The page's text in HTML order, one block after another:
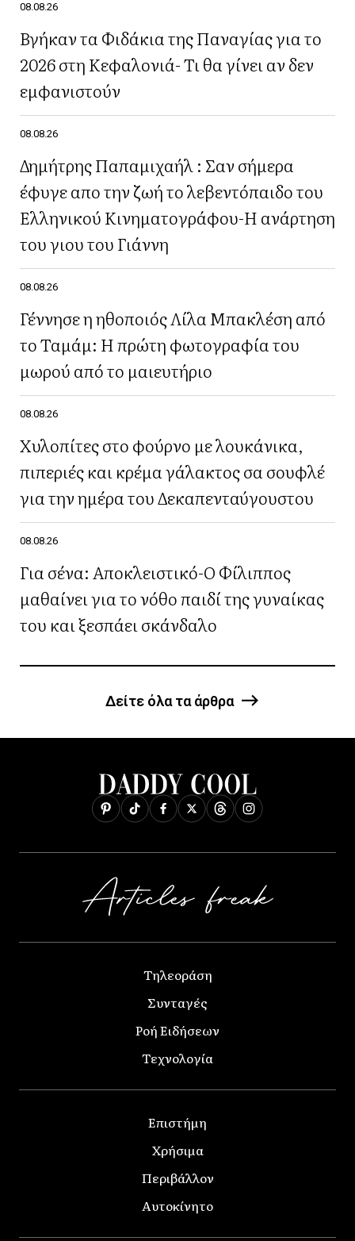
08.08.26
Βγήκαν τα Φιδάκια της Παναγίας για το
2026 στη Κεφαλονιά- Τι θα γίνει αν δεν
εμφανιστούν
08.08.26
Δημήτρης Παπαμιχαήλ : Σαν σήμερα
έφυγε απο την ζωή το λεβεντόπαιδο του
Ελληνικού Κινηματογράφου-Η ανάρτηση
του γιου του Γιάννη
08.08.26
Γέννησε η ηθοποιός Λίλα Μπακλέση από
το Ταμάμ: Η πρώτη φωτογραφία του
μωρού από το μαιευτήριο
08.08.26
Χυλοπίτες στο φούρνο με λουκάνικα,
πιπεριές και κρέμα γάλακτος σα σουφλέ
για την ημέρα του Δεκαπενταύγουστου
08.08.26
Για σένα: Αποκλειστικό-Ο Φίλιππος
μαθαίνει για το νόθο παιδί της γυναίκας
του και ξεσπάει σκάνδαλο
Δείτε όλα τα άρθρα
Τηλεοράση
Συνταγές
Ροή Ειδήσεων
Τεχνολογία
Επιστήμη
Χρήσιμα
Περιβάλλον
Αυτοκίνητο